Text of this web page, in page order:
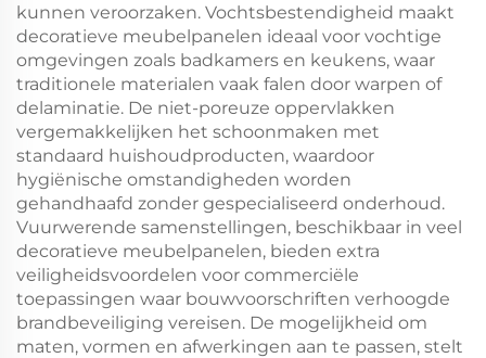
kunnen veroorzaken. Vochtsbestendigheid maakt
decoratieve meubelpanelen ideaal voor vochtige
omgevingen zoals badkamers en keukens, waar
traditionele materialen vaak falen door warpen of
delaminatie. De niet-poreuze oppervlakken
vergemakkelijken het schoonmaken met
standaard huishoudproducten, waardoor
hygiënische omstandigheden worden
gehandhaafd zonder gespecialiseerd onderhoud.
Vuurwerende samenstellingen, beschikbaar in veel
decoratieve meubelpanelen, bieden extra
veiligheidsvoordelen voor commerciële
toepassingen waar bouwvoorschriften verhoogde
brandbeveiliging vereisen. De mogelijkheid om
maten, vormen en afwerkingen aan te passen, stelt